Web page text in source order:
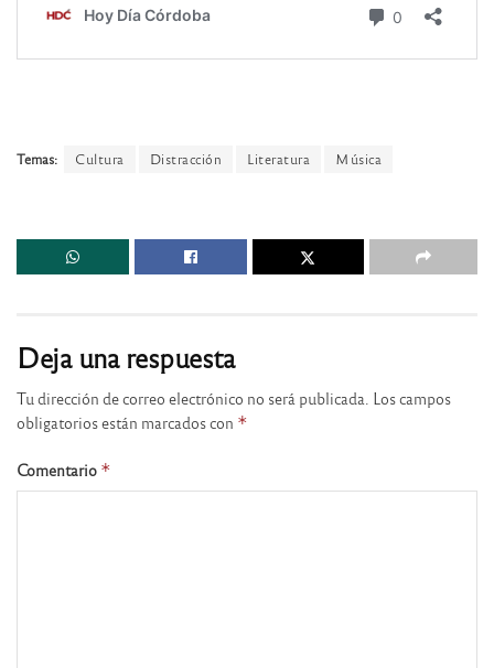
Temas: Cultura Distracción Literatura Música
Deja una respuesta
Tu dirección de correo electrónico no será publicada. Los campos
obligatorios están marcados con *
Comentario *